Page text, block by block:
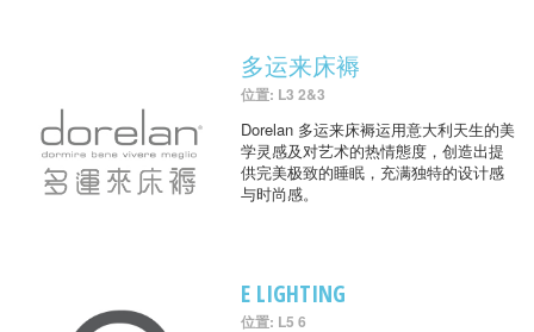
多运来床褥
位置: L3 2&3
Dorelan 多运来床褥运用意大利天生的美
学灵感及对艺术的热情態度，创造出提
供完美极致的睡眠，充满独特的设计感
与时尚感。
E LIGHTING
位置: L5 6